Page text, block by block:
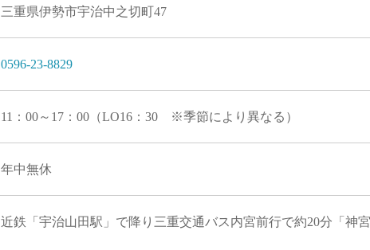
三重県伊勢市宇治中之切町47
0596-23-8829
11：00～17：00（LO16：30 ※季節により異なる）
年中無休
近鉄「宇治山田駅」で降り三重交通バス内宮前行で約20分「神